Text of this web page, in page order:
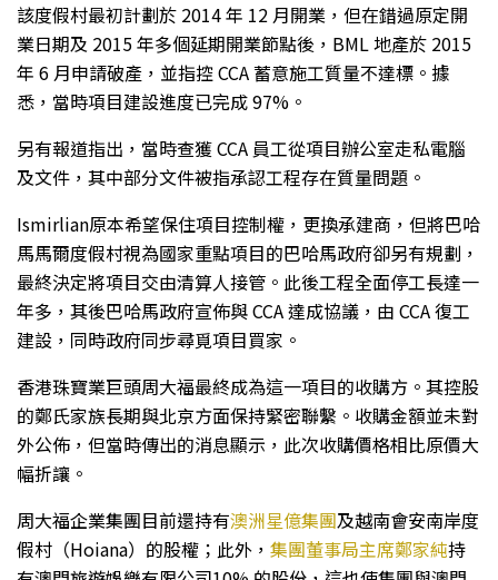
該度假村最初計劃於 2014 年 12 月開業，但在錯過原定開
業日期及 2015 年多個延期開業節點後，BML 地產於 2015
年 6 月申請破產，並指控 CCA 蓄意施工質量不達標。據
悉，當時項目建設進度已完成 97%。
另有報道指出，當時查獲 CCA 員工從項目辦公室走私電腦
及文件，其中部分文件被指承認工程存在質量問題。
Ismirlian原本希望保住項目控制權，更換承建商，但將巴哈
馬馬爾度假村視為國家重點項目的巴哈馬政府卻另有規劃，
最終決定將項目交由清算人接管。此後工程全面停工長達一
年多，其後巴哈馬政府宣佈與 CCA 達成協議，由 CCA 復工
建設，同時政府同步尋覓項目買家。
香港珠寶業巨頭周大福最終成為這一項目的收購方。其控股
的鄭氏家族長期與北京方面保持緊密聯繫。收購金額並未對
外公佈，但當時傳出的消息顯示，此次收購價格相比原價大
幅折讓。
周大福企業集團目前還持有澳洲星億集團及越南會安南岸度
假村（Hoiana）的股權；此外， 集團董事局主席鄭家純持